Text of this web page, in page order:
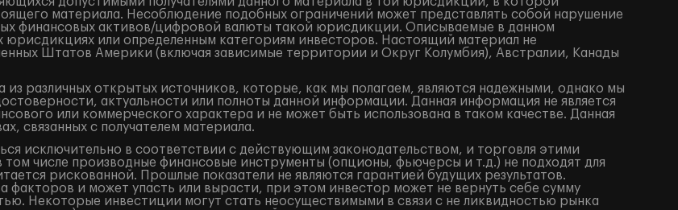
материала. Несоблюдение подобных ограничений может представлять собой нарушение
финансовых активов/цифровой валюты такой юрисдикции. Описываемые в данном
юрисдикциях или определенным категориям инвесторов. Настоящий материал не
Штатов Америки (включая зависимые территории и Округ Колумбия), Австралии, Канады
различных открытых источников, которые, как мы полагаем, являются надежными, однако мы
актуальности или полноты данной информации. Данная информация не является
или коммерческого характера и не может быть использована в таком качестве. Данная
связанных с получателем материала.
исключительно в соответствии с действующим законодательством, и торговля этими
числе производные финансовые инструменты (опционы, фьючерсы и т.д.) не подходят для
рискованной. Прошлые показатели не являются гарантией будущих результатов.
и может упасть или вырасти, при этом инвестор может не вернуть себе сумму
Некоторые инвестиции могут стать неосуществимыми в связи с не ликвидностью рынка